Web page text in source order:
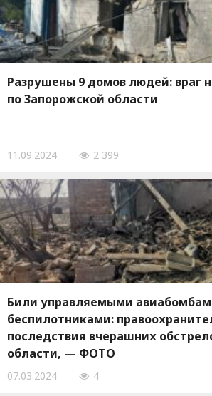
Разрушены 9 домов людей: враг
по Запорожской области
11.09.2024 2 399
Били управляемыми
беспилотниками:
последствия вчерашних
области, — ФОТО
07.03.2024 4